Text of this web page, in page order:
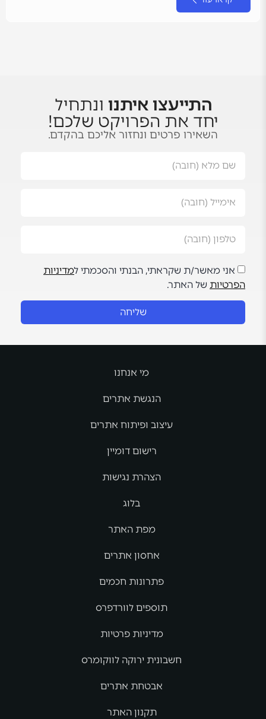
התייעצו איתנו ונתחיל
יחד את הפרויקט שלכם!
השאירו פרטים ונחזור אליכם בהקדם.
אני מאשר/ת שקראתי, הבנתי והסכמתי למדיניות
הפרטיות של האתר.
שליחה
מי אנחנו
הנגשת אתרים
עיצוב ופיתוח אתרים
רישום דומיין
הצהרת נגישות
בלוג
מפת האתר
אחסון אתרים
פתרונות חכמים
תוספים לוורדפרס
מדיניות פרטיות
חשבונית ירוקה לווקומרס
אבטחת אתרים
תקנון האתר